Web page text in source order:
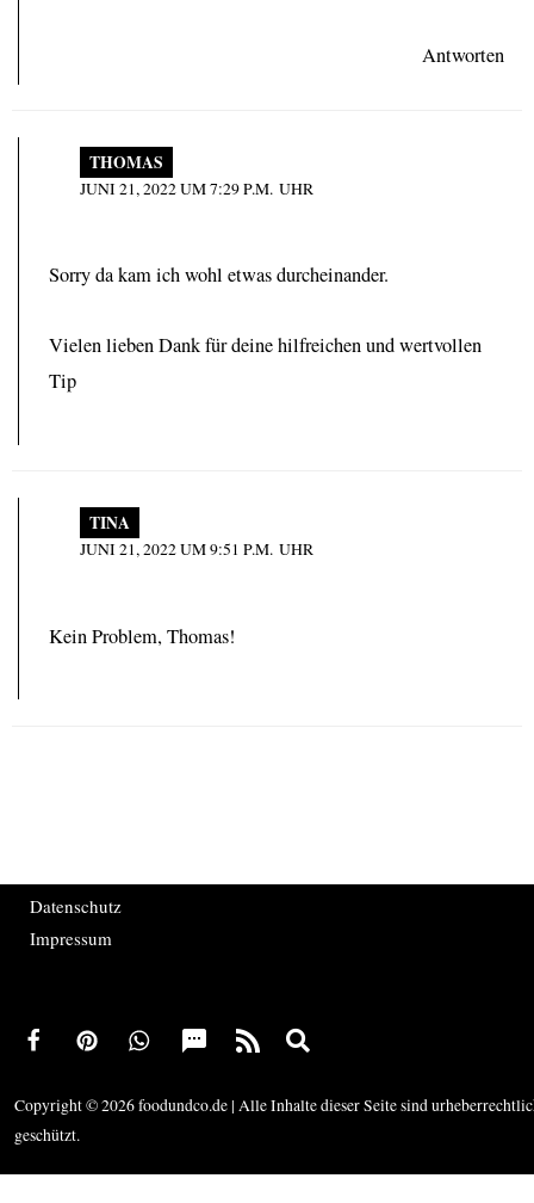
Antworten
THOMAS
JUNI 21, 2022 UM 7:29 P.M. UHR
Sorry da kam ich wohl etwas durcheinander.
Vielen lieben Dank für deine hilfreichen und wertvollen
Tip
TINA
JUNI 21, 2022 UM 9:51 P.M. UHR
Kein Problem, Thomas!
Datenschutz
Impressum
Copyright © 2026 foodundco.de | Alle Inhalte dieser Seite sind
geschützt.